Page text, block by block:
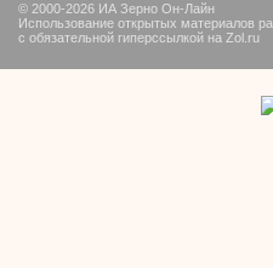
© 2000-2026 ИА Зерно Он-Лайн
Использование открытых материалов
с обязательной гиперссылкой на Zol.ru